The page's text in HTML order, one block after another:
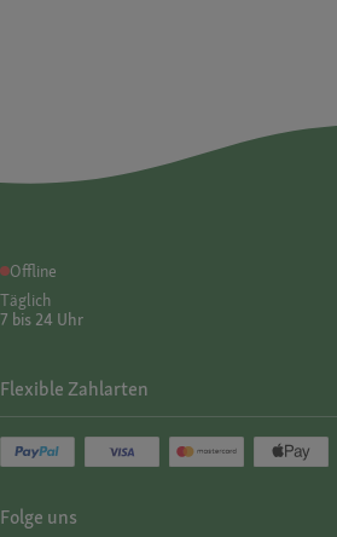
Offline
Täglich
7 bis 24 Uhr
Flexible Zahlarten
Folge uns